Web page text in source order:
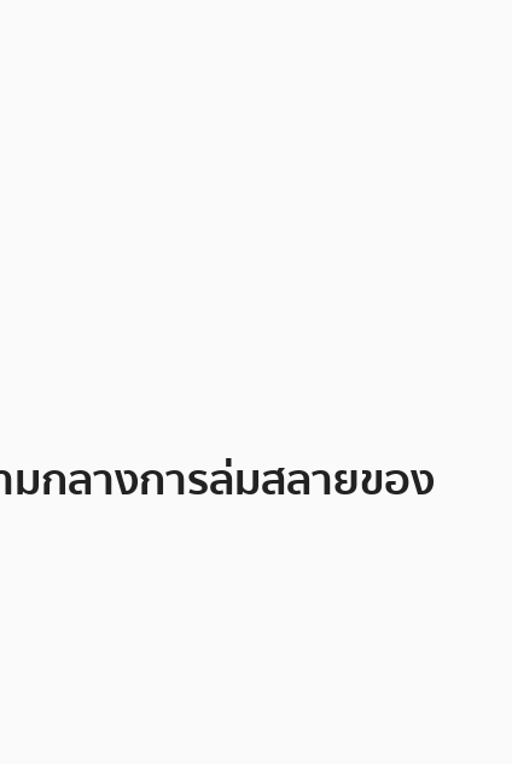
มกลางการล่มสลายของ